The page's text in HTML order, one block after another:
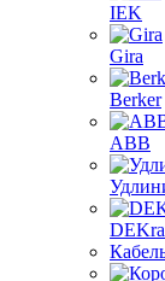
IEK
Gira
Berker
ABB